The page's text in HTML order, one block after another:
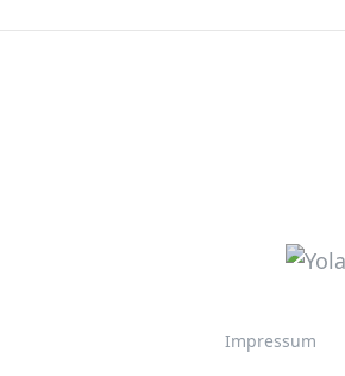
Impressum